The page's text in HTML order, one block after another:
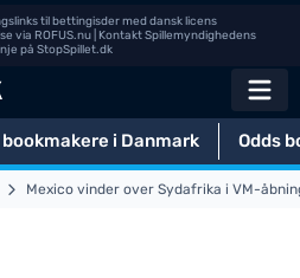
til bettingisder med dansk licens
via ROFUS.nu| Kontakt Spillemyndighedens
på StopSpillet.dk
i Danmark Odds
Mexico vinder over Sydafrika i VM-